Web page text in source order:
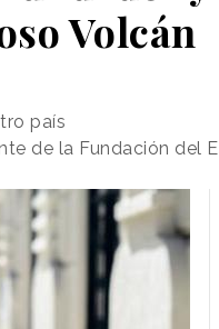
Volcán
país
de la Fundación del